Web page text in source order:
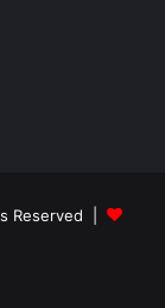
Reserved |